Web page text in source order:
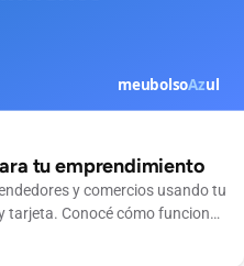
tu emprendimiento
y comercios usando tu
tarjeta. Conocé cómo funciona